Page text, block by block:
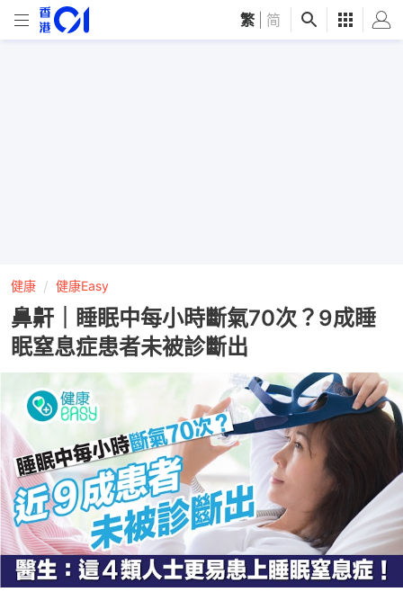
繁 简
健康 健康Easy
鼻鼾｜睡眠中每小時斷氣70次？9成睡
眠窒息症患者未被診斷出